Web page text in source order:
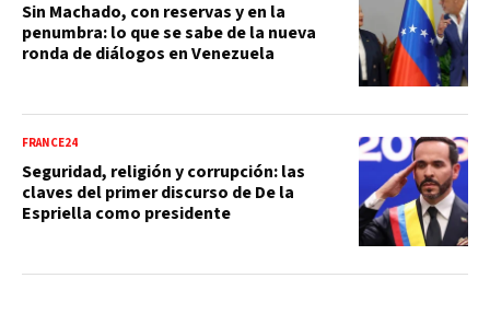
Sin Machado, con reservas y en la
penumbra: lo que se sabe de la nueva
ronda de diálogos en Venezuela
FRANCE24
Seguridad, religión y corrupción: las
claves del primer discurso de De la
Espriella como presidente